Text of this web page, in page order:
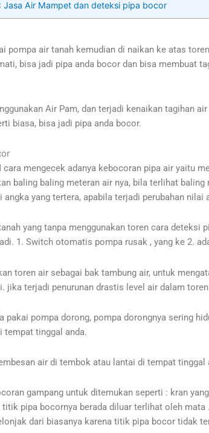
Jasa Air Mampet dan deteksi pipa bocor
pompa air tanah kemudian di naikan ke atas
bisa jadi pipa anda bocor dan bisa membuat
Air Pam, dan terjadi kenaikan tagihan
biasa, bisa jadi pipa anda bocor.
cara mengecek adanya kebocoran pipa air yaitu
baling baling meteran air nya, bila terlihat
yang tertera, apabila terjadi perubahan nilai
yang tanpa menggunakan toren cara
1. Switch otomatis pompa rusak , yang ke 2.
toren air sebagai bak tambung air, untuk
jika terjadi penurunan drastis level air dalam
pakai pompa dorong, pompa dorongnya sering
tempat tinggal anda.
air di tembok atau lantai di tempat
gampang untuk ditemukan seperti : kran
titik pipa bocornya berada diluar terlihat oleh
dari biasanya karena titik pipa bocor tidak